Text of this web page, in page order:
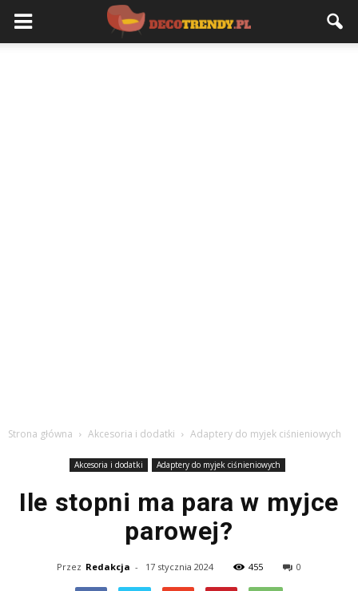
Strona główna Akcesoria i dodatki Adaptery do myjek ciśnieniowych
Akcesoria i dodatki Adaptery do myjek ciśnieniowych
Ile stopni ma para w myjce
parowej?
Przez Redakcja - 17 stycznia 2024 455 0